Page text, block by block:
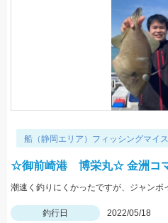
船（静岡エリア）フィッシングマイ
☆御前崎港 博栄丸☆ 金洲コマ
潮速く釣りにくかったですが、ジャンボ
釣行日 2022/05/18